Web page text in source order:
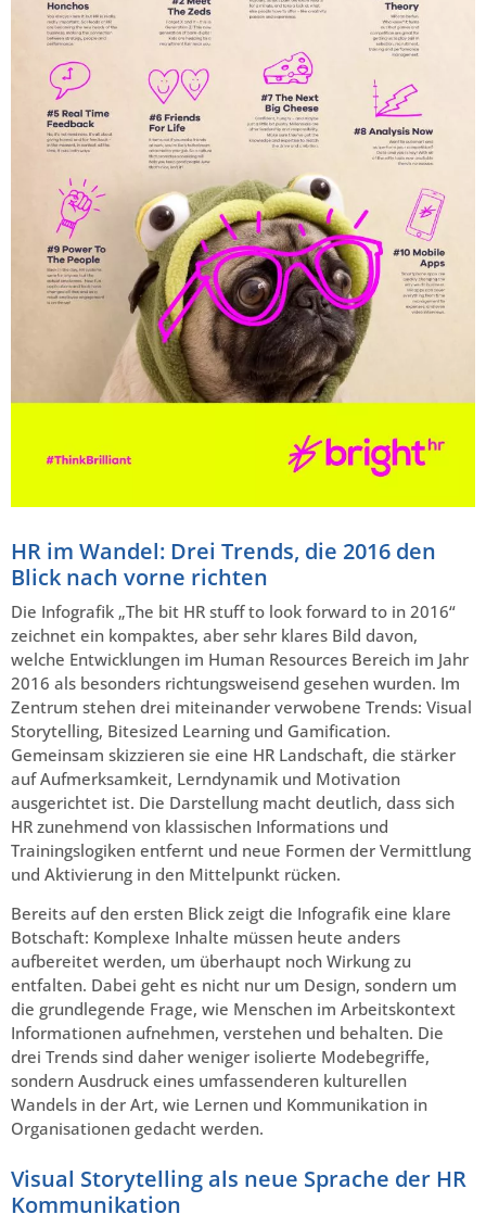
HR im Wandel: Drei Trends, die 2016 den
Blick nach vorne richten
Die Infografik „The bit HR stuff to look forward to in 2016“
zeichnet ein kompaktes, aber sehr klares Bild davon,
welche Entwicklungen im Human Resources Bereich im Jahr
2016 als besonders richtungsweisend gesehen wurden. Im
Zentrum stehen drei miteinander verwobene Trends: Visual
Storytelling, Bitesized Learning und Gamification.
Gemeinsam skizzieren sie eine HR Landschaft, die stärker
auf Aufmerksamkeit, Lerndynamik und Motivation
ausgerichtet ist. Die Darstellung macht deutlich, dass sich
HR zunehmend von klassischen Informations und
Trainingslogiken entfernt und neue Formen der Vermittlung
und Aktivierung in den Mittelpunkt rücken.
Bereits auf den ersten Blick zeigt die Infografik eine klare
Botschaft: Komplexe Inhalte müssen heute anders
aufbereitet werden, um überhaupt noch Wirkung zu
entfalten. Dabei geht es nicht nur um Design, sondern um
die grundlegende Frage, wie Menschen im Arbeitskontext
Informationen aufnehmen, verstehen und behalten. Die
drei Trends sind daher weniger isolierte Modebegriffe,
sondern Ausdruck eines umfassenderen kulturellen
Wandels in der Art, wie Lernen und Kommunikation in
Organisationen gedacht werden.
Visual Storytelling als neue Sprache der HR
Kommunikation